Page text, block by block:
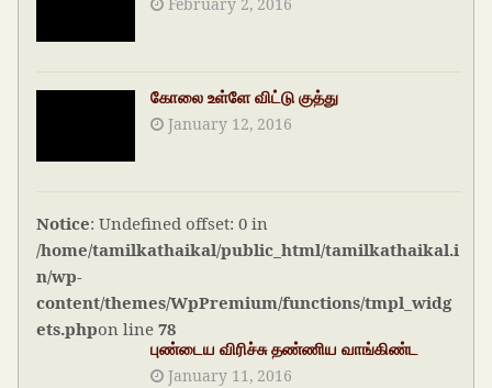
கோலை உள்ளே விட்டு குத்து
January 12, 2016
Notice: Undefined offset: 0 in
/home/tamilkathaikal/public_html/tamilkathaikal.i
n/wp-
content/themes/WpPremium/functions/tmpl_widg
ets.phpon line78
புண்டைய விரிச்சு தண்ணிய வாங்கிண்ட
January 11, 2016